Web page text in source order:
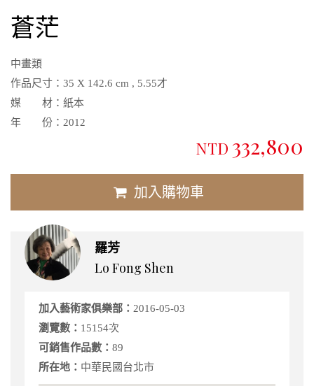
蒼茫
中畫類
作品尺寸： 35 X 142.6 cm , 5.55才
媒 材： 紙本
年 份： 2012
NTD 332,800
加入購物車
羅芳
Lo Fong Shen
加入藝術家俱樂部： 2016-05-03
瀏覽數： 15154次
可銷售作品數： 89
所在地： 中華民國台北市